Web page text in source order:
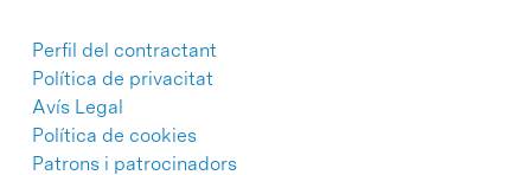
Perfil del contractant
Política de privacitat
Avís Legal
Política de cookies
Patrons i patrocinadors